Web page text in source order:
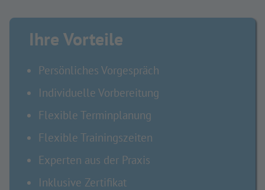
Ihre Vorteile
Persönliches Vorgespräch
Individuelle Vorbereitung
Flexible Terminplanung
Flexible Trainingszeiten
Experten aus der Praxis
Inklusive Zertifikat